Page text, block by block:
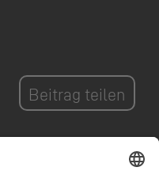
Beitrag teilen